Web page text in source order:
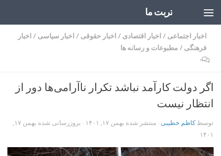
تربت ما
اخبار اجتماعی / اخبار اقتصادی / اخبار حقوقی / اخبار سیاسی / اخبار
فرهنگی / مطبوعات و رسانه ها
۰
اگر دولت کارآمد نباشد تکرار ناآرامی‌ها دور از
انتظار نیست
توسطکاظم خطیبی · منتشر شده بهمن ۱۷, ۱۴۰۱ · بروزرسانی شده
بهمن ۱۷,
۱۴۰۱